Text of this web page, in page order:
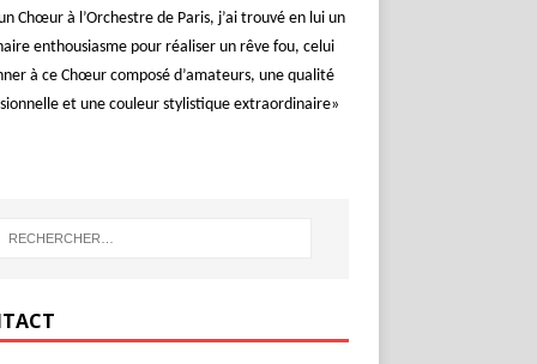
Chœur à l’Orchestre de Paris, j’ai trouvé en lui un
enthousiasme pour réaliser un rêve fou, celui
à ce Chœur composé d’amateurs, une qualité
et une couleur stylistique extraordinaire»